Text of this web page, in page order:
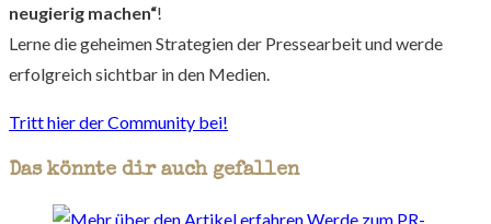
neugierig machen“!
Lerne die geheimen Strategien der Pressearbeit und werde
erfolgreich sichtbar in den Medien.
Tritt hier der Community bei!
Das könnte dir auch gefallen